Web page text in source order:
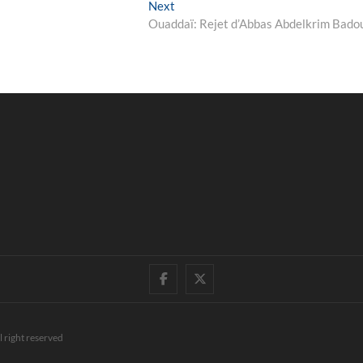
Next
post:
Ouaddaï: Rejet d’Abbas Abdelkrim
facebook
right reserved